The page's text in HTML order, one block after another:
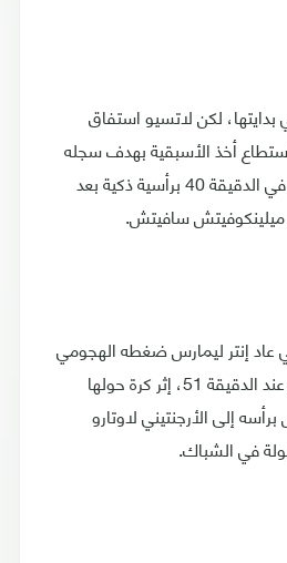
بدايتها، لكن لاتسيو استفاق
أخذ الأسبقية بهدف سجله
البرازيلي فيليبي أندرسون في الدقيقة 40 برأسية ذكية بعد
ميلينكوفيتش سافيتش.
عاد إنتر ليمارس ضغطه الهجومي
وتمكن من إدراك التعادل عند الدقيقة 51، إثر كرة حولها
إلى الأرجنتيني لاوتارو
في الشباك.